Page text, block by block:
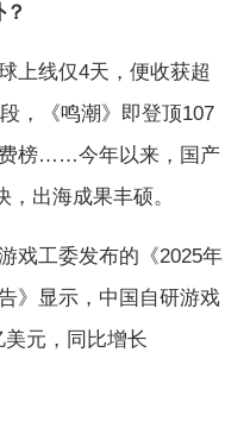
线仅4天，便收获超
，《鸣潮》即登顶107
榜……今年以来，国产
，出海成果丰硕。
工委发布的《2025年
》显示，中国自研游戏
元，同比增长